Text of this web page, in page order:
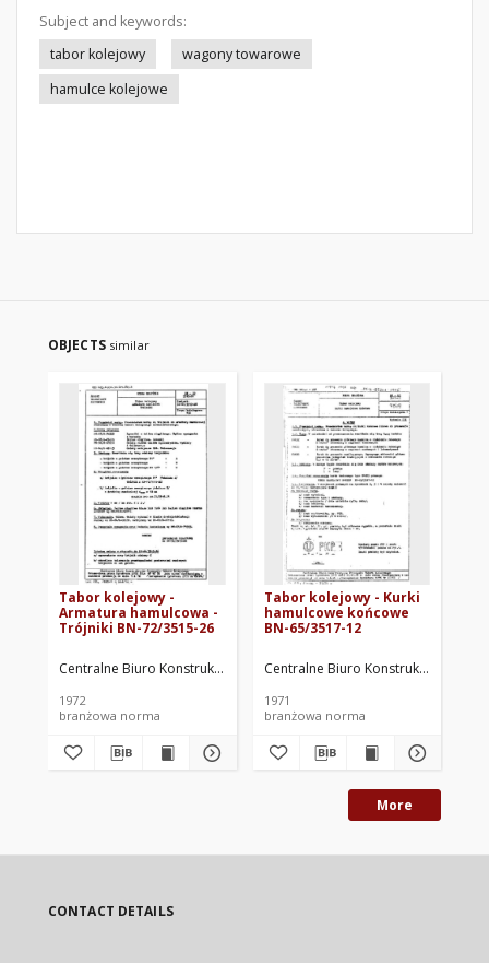
Subject and keywords:
tabor kolejowy
wagony towarowe
hamulce kolejowe
OBJECTS similar
Tabor kolejowy -
Armatura hamulcowa -
Trójniki BN-72/3515-26
Centralne Biuro Konstrukcyjne Przemysłu Taboru Kolejowego. Oprac.
1972
branżowa norma
Tabor kolejowy - Kurki
hamulcowe końcowe
BN-65/3517-12
Centralne Biuro Konstrukcyjne
1971
branżowa norma
More
CONTACT DETAILS